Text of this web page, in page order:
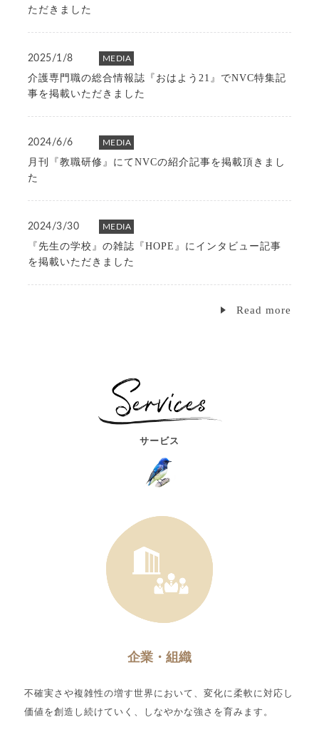
ただきました
2025/1/8 MEDIA
介護専門職の総合情報誌『おはよう21』でNVC特集記
事を掲載いただきました
2024/6/6 MEDIA
月刊『教職研修』にてNVCの紹介記事を掲載頂きまし
た
2024/3/30 MEDIA
『先生の学校』の雑誌『HOPE』にインタビュー記事
を掲載いただきました
Read more
サービス
企業・組織
不確実さや複雑性の増す世界において、変化に柔軟に対応し
価値を創造し続けていく、しなやかな強さを育みます。